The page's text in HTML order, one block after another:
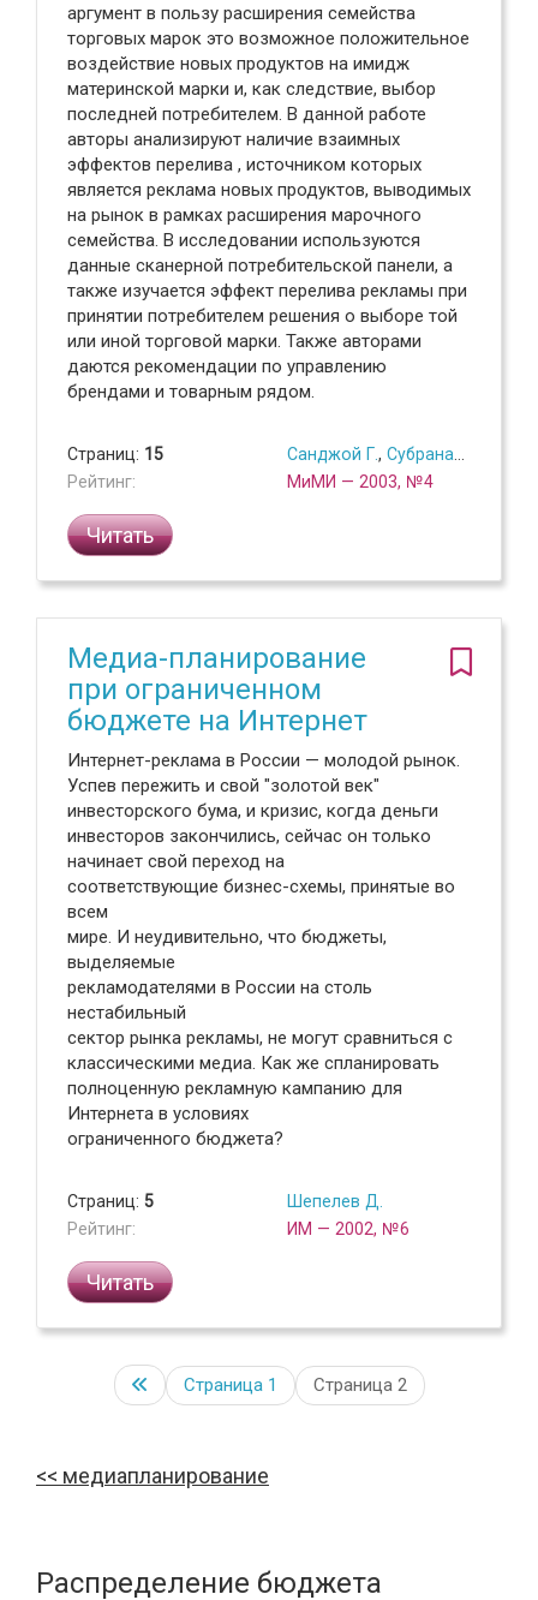
аргумент в пользу расширения семейства
торговых марок это возможное положительное
воздействие новых продуктов на имидж
материнской марки и, как следствие, выбор
последней потребителем. В данной работе
авторы анализируют наличие взаимных
эффектов перелива , источником которых
является реклама новых продуктов, выводимых
на рынок в рамках расширения марочного
семейства. В исследовании используются
данные сканерной потребительской панели, а
также изучается эффект перелива рекламы при
принятии потребителем решения о выборе той
или иной торговой марки. Также авторами
даются рекомендации по управлению
брендами и товарным рядом.
Страниц: 15
Рейтинг:
Санджой Г., Субрананьян Б.
МиМИ — 2003, №4
Читать
Медиа-планирование
при ограниченном
бюджете на Интернет
Интернет-реклама в России — молодой рынок.
Успев пережить и свой "золотой век"
инвесторского бума, и кризис, когда деньги
инвесторов закончились, сейчас он только
начинает свой переход на
соответствующие бизнес-схемы, принятые во
всем
мире. И неудивительно, что бюджеты,
выделяемые
рекламодателями в России на столь
нестабильный
сектор рынка рекламы, не могут сравниться с
классическими медиа. Как же спланировать
полноценную рекламную кампанию для
Интернета в условиях
ограниченного бюджета?
Страниц: 5
Рейтинг:
Шепелев Д.
ИМ — 2002, №6
Читать
Страница 1 Страница 2
медиапланирование
Распределение бюджета